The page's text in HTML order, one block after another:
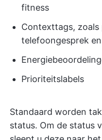
fitness
Contexttags,
telefoongesprek
Prioriteitslabels
Standaard worden
status. Om de status